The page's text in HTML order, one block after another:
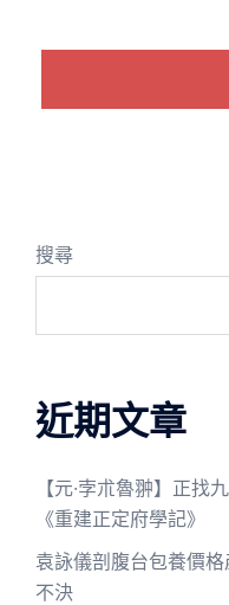
搜尋
近期文章
【元·孛朮魯翀】正找
《重建正定府學記》
袁詠儀剖腹台包養價
不決